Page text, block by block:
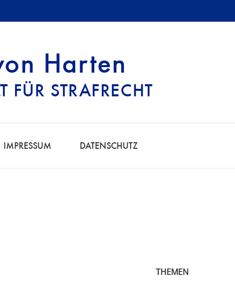
Harten
FÜR STRAFRECHT
FÜR
IMPRESSUM DATENSCHUTZ
THEMEN